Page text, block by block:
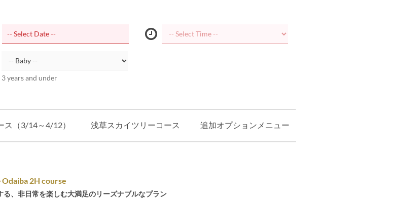
3 years and under
（3/14～4/12） 浅草スカイツリーコース 追加オプションメニュー
2H course
る、非日常を楽しむ大満足のリーズナブルなプラン